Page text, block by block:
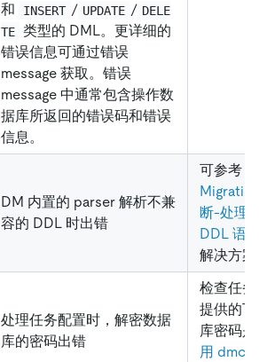
和
INSERT / UPDATE / DELE
TE 类型的 DML。更详细的
错误信息可通过错误
message 获取。错误
message 中通常包含操作数
据库所返回的错误码和错误
信息。
DM 内置的 parser 解析不兼
容的 DDL 时出错
可参考
断-处理
DDL 语
解决方案
处理任务配置时，解密数据
库的密码出错
检查任
提供的
库密码
用 dmctl